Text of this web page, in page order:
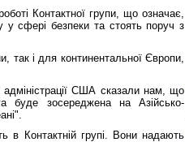
Контактної групи, що означає,
сфері безпеки та стоять поруч з
так і для континентальної Європи,
США сказали нам, що
буде зосереджена на Азійсько-
Контактній групі. Вони надають